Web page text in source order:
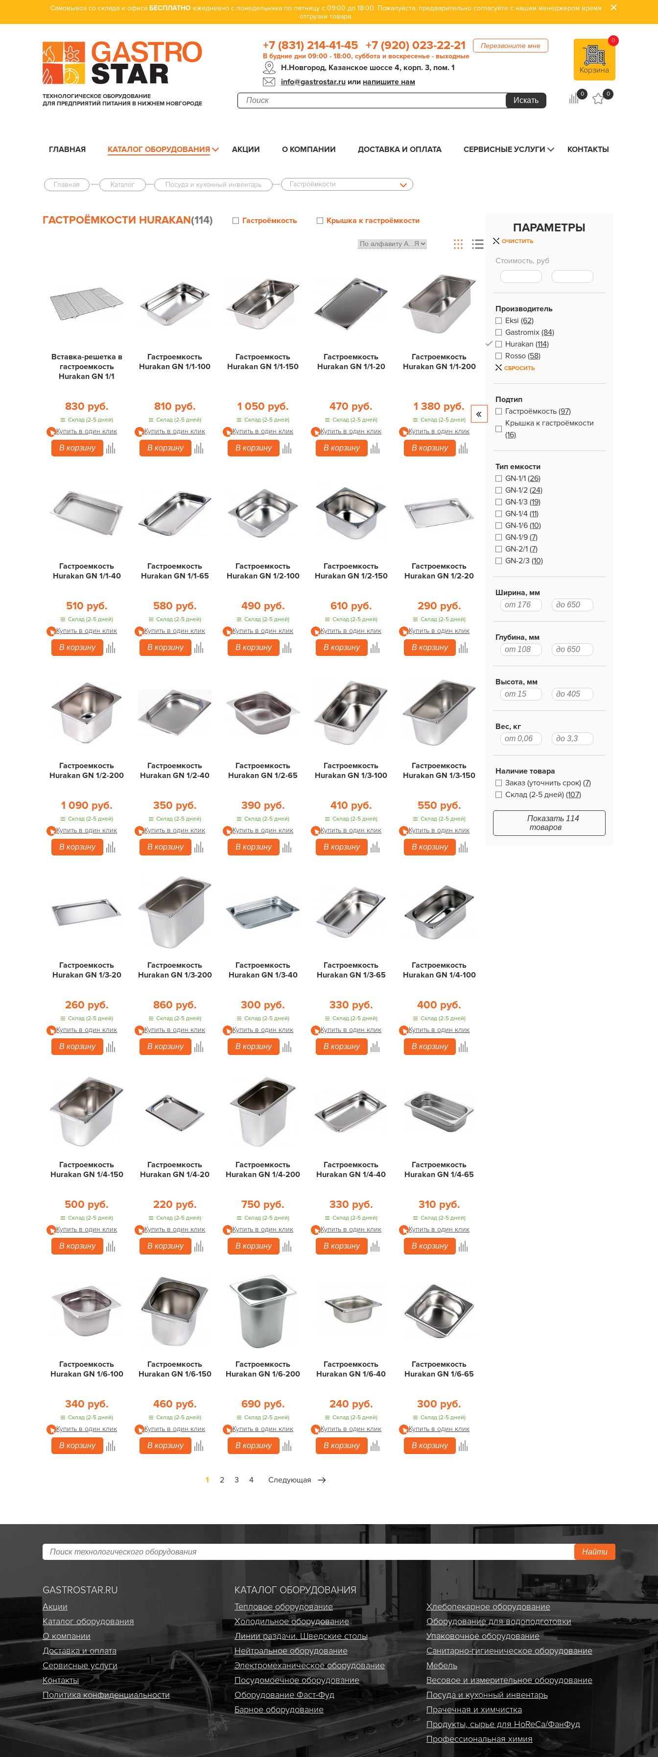
Самовывоз со склада и офиса БЕСПЛАТНО ежедневно с понедельника по пятницу с 09:00 до 18:00. Пожалуйста, предварительно согласуйте с нашим менеджером время
отгрузки товара.
ТЕХНОЛОГИЧЕСКОЕ ОБОРУДОВАНИЕ
ДЛЯ ПРЕДПРИЯТИЙ ПИТАНИЯ В НИЖНЕМ НОВГОРОДЕ
+7 (831) 214-41-45 +7 (920) 023-22-21 Перезвоните мне
В будние дни 09:00 - 18:00, суббота и воскресенье - выходные
Н.Новгород, Казанское шоссе 4, корп. 3, пом. 1
info@gastrostar.ruили напишите нам
Корзина
0
0 0
ГЛАВНАЯ КАТАЛОГ ОБОРУДОВАНИЯ АКЦИИ О КОМПАНИИ ДОСТАВКА И ОПЛАТА СЕРВИСНЫЕ УСЛУГИ КОНТАКТЫ
Главная Каталог Посуда и кухонный инвентарь Гастроёмкости
ПАРАМЕТРЫ
ОЧИСТИТЬ
Стоимость, руб
Производитель
Eksi (62)
Gastromix (84)
Hurakan (114)
Rosso (58)
СБРОСИТЬ
Подтип
Гастроёмкость (97)
Крышка к гастроёмкости
(16)
Тип емкости
GN-1/1 (26)
GN-1/2 (24)
GN-1/3 (19)
GN-1/4 (11)
GN-1/6 (10)
GN-1/9 (7)
GN-2/1 (7)
GN-2/3 (10)
Ширина, мм
Глубина, мм
Высота, мм
Вес, кг
Наличие товара
Заказ (уточнить срок) (7)
Склад (2-5 дней) (107)
Показать 114
товаров
ГАСТРОЁМКОСТИ HURAKAN(114) Гастроёмкость Крышка к гастроёмкости
Вставка-решетка в
гастроемкость
Hurakan GN 1/1
830 руб.
Склад (2-5 дней)
Купить в один клик
В корзину
Гастроемкость
Hurakan GN 1/1-100
810 руб.
Склад (2-5 дней)
Купить в один клик
В корзину
Гастроемкость
Hurakan GN 1/1-150
1 050 руб.
Склад (2-5 дней)
Купить в один клик
В корзину
Гастроемкость
Hurakan GN 1/1-20
470 руб.
Склад (2-5 дней)
Купить в один клик
В корзину
Гастроемкость
Hurakan GN 1/1-200
1 380 руб.
Склад (2-5 дней)
Купить в один клик
В корзину
Гастроемкость
Hurakan GN 1/1-40
510 руб.
Склад (2-5 дней)
Купить в один клик
В корзину
Гастроемкость
Hurakan GN 1/1-65
580 руб.
Склад (2-5 дней)
Купить в один клик
В корзину
Гастроемкость
Hurakan GN 1/2-100
490 руб.
Склад (2-5 дней)
Купить в один клик
В корзину
Гастроемкость
Hurakan GN 1/2-150
610 руб.
Склад (2-5 дней)
Купить в один клик
В корзину
Гастроемкость
Hurakan GN 1/2-20
290 руб.
Склад (2-5 дней)
Купить в один клик
В корзину
Гастроемкость
Hurakan GN 1/2-200
1 090 руб.
Склад (2-5 дней)
Купить в один клик
В корзину
Гастроемкость
Hurakan GN 1/2-40
350 руб.
Склад (2-5 дней)
Купить в один клик
В корзину
Гастроемкость
Hurakan GN 1/2-65
390 руб.
Склад (2-5 дней)
Купить в один клик
В корзину
Гастроемкость
Hurakan GN 1/3-100
410 руб.
Склад (2-5 дней)
Купить в один клик
В корзину
Гастроемкость
Hurakan GN 1/3-150
550 руб.
Склад (2-5 дней)
Купить в один клик
В корзину
Гастроемкость
Hurakan GN 1/3-20
260 руб.
Склад (2-5 дней)
Купить в один клик
В корзину
Гастроемкость
Hurakan GN 1/3-200
860 руб.
Склад (2-5 дней)
Купить в один клик
В корзину
Гастроемкость
Hurakan GN 1/3-40
300 руб.
Склад (2-5 дней)
Купить в один клик
В корзину
Гастроемкость
Hurakan GN 1/3-65
330 руб.
Склад (2-5 дней)
Купить в один клик
В корзину
Гастроемкость
Hurakan GN 1/4-100
400 руб.
Склад (2-5 дней)
Купить в один клик
В корзину
Гастроемкость
Hurakan GN 1/4-150
500 руб.
Склад (2-5 дней)
Купить в один клик
В корзину
Гастроемкость
Hurakan GN 1/4-20
220 руб.
Склад (2-5 дней)
Купить в один клик
В корзину
Гастроемкость
Hurakan GN 1/4-200
750 руб.
Склад (2-5 дней)
Купить в один клик
В корзину
Гастроемкость
Hurakan GN 1/4-40
330 руб.
Склад (2-5 дней)
Купить в один клик
В корзину
Гастроемкость
Hurakan GN 1/4-65
310 руб.
Склад (2-5 дней)
Купить в один клик
В корзину
Гастроемкость
Hurakan GN 1/6-100
340 руб.
Склад (2-5 дней)
Купить в один клик
В корзину
Гастроемкость
Hurakan GN 1/6-150
460 руб.
Склад (2-5 дней)
Купить в один клик
В корзину
Гастроемкость
Hurakan GN 1/6-200
690 руб.
Склад (2-5 дней)
Купить в один клик
В корзину
Гастроемкость
Hurakan GN 1/6-40
240 руб.
Склад (2-5 дней)
Купить в один клик
В корзину
Гастроемкость
Hurakan GN 1/6-65
300 руб.
Склад (2-5 дней)
Купить в один клик
В корзину
1 2 3 4 Следующая
Найти
GASTROSTAR.RU
Акции
Каталог оборудования
О компании
Доставка и оплата
Сервисные услуги
Контакты
Политика конфиденциальности
КАТАЛОГ ОБОРУДОВАНИЯ
Тепловое оборудование
Холодильное оборудование
Линии раздачи. Шведские столы
Нейтральное оборудование
Электро­механическое оборудование
Посудомоечное оборудование
Оборудование Фаст-Фуд
Барное оборудование
Хлебопекарное оборудование
Оборудование для водоподготовки
Упаковочное оборудование
Санитарно-гигиеническое оборудование
Мебель
Весовое и измерительное оборудование
Посуда и кухонный инвентарь
Прачечная и химчистка
Продукты, сырье для HoReCa/ФанФуд
Профессиональная химия